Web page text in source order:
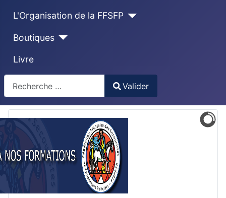
L'Organisation de la FFSFP
Boutiques
Livre
Type 2 or more characters for results.
Valider